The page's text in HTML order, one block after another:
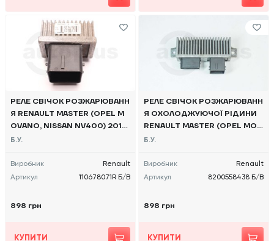
РЕЛЕ СВІЧОК РОЗЖАРЮВАНН
Я RENAULT MASTER (OPEL M
OVANO, NISSAN NV400) 2010
-, 110678071R Б/В
Б.У.
Виробник
Renault
Артикул
110678071R Б/В
898 грн
КУПИТИ
РЕЛЕ СВІЧОК РОЗЖАРЮВАНН
Я ОХОЛОДЖУЮЧОЇ РІДИНИ
RENAULT MASTER (OPEL MOV
ANO, NISSAN NV400) 2010 -,
Б.У.
Виробник
Renault
Артикул
8200558438 Б/В
898 грн
КУПИТИ